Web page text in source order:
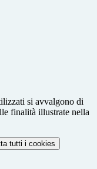
si avvalgono di
finalità illustrate nella
tutti i cookies